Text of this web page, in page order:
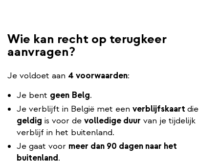
Wie kan recht op terugkeer
aanvragen?
Je voldoet aan 4 voorwaarden:
Je bent geen Belg.
Je verblijft in België met een verblijfskaart die
geldig is voor de volledige duur van je tijdelijk
verblijf in het buitenland.
Je gaat voor meer dan 90 dagen naar het
buitenland.